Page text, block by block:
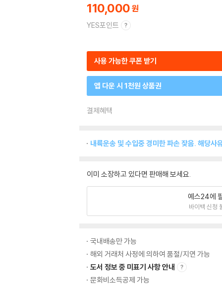
110,000
YES포인트
사용 가능한 쿠폰 받기
앱 다운 시 1천원 상품권
결제혜택
내륙운송 및 수입중 경미한 파손 잦음. 해당사
이미 소장하고 있다면 판매해 보세요.
예스24에
바이백 신청
국내배송만 가능
해외 거래처 사정에 의하여 품절/지연 가능
도서 정보 중 미표기 사항 안내
문화비소득공제 가능